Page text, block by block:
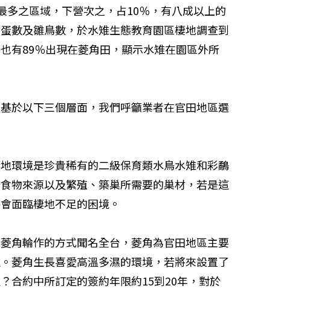
之區域，下營次之，占10％，有八成以上的
數及雛鳥數，於水雉生態教育園區棲地調查到
有89％出現在菱角田，顯示水雉在園區外所
於以下三個層面，我們呼籲業者在官田地區選
環境是珍貴稀有的二級保育類水鳥水雉和彩鷸
物來源以及繁殖、築巢所需要的巢材，若是這
面臨棲地不足的困境。
角輪作的方式聞名全台，菱角為官田地區主要
菱角生長喜愛高溫多濕的環境，若將來設置了
合約中所訂定的簽約年限約15到20年，對於